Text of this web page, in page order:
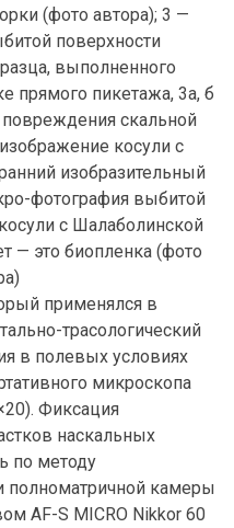
(фото автора); 3 —
поверхности
выполненного
прямого пикетажа, 3а, б
повреждения скальной
косули с
изобразительный
фотография выбитой
с Шалаболинской
— это биопленка (фото
применялся в
трасологический
в полевых условиях
микроскопа
Фиксация
наскальных
по методу
камеры
AF-S MICRO Nikkor 60